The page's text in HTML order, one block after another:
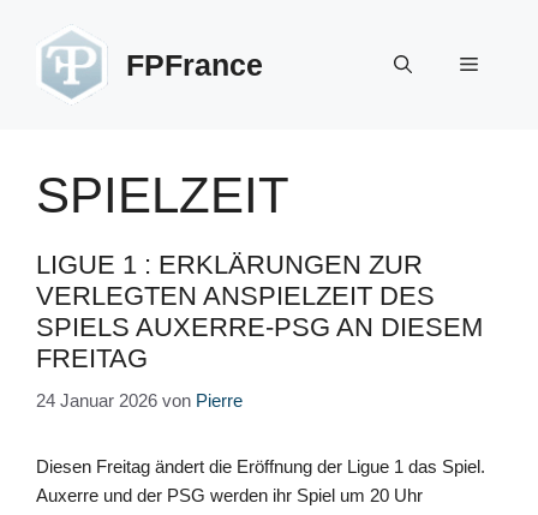
springen
FPFrance Menü
SPIELZEIT
LIGUE 1 : ERKLÄRUNGEN ZUR
VERLEGTEN ANSPIELZEIT DES
SPIELS AUXERRE-PSG AN DIESEM
FREITAG
24 Januar 2026 von Pierre
Diesen Freitag ändert die Eröffnung der Ligue 1 das Spiel.
Auxerre und der PSG werden ihr Spiel um 20 Uhr